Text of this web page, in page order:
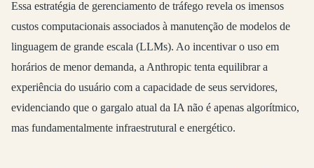
Essa estratégia de gerenciamento de tráfego revela os imensos
custos computacionais associados à manutenção de modelos de
linguagem de grande escala (LLMs). Ao incentivar o uso em
horários de menor demanda, a Anthropic tenta equilibrar a
experiência do usuário com a capacidade de seus servidores,
evidenciando que o gargalo atual da IA não é apenas algorítmico,
mas fundamentalmente infraestrutural e energético.